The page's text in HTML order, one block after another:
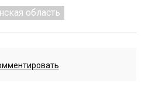
область